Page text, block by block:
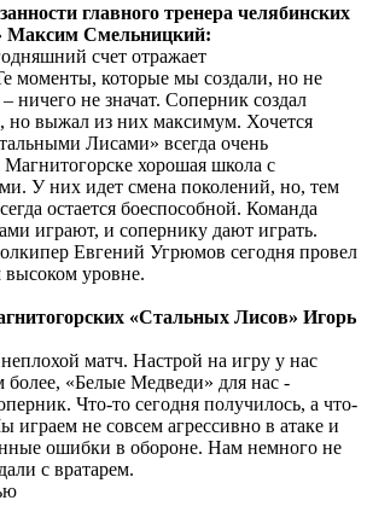
главного тренера челябинских
Максим Смельницкий:
счет отражает
моменты, которые мы создали, но не
ничего не значат. Соперник создал
выжал из них максимум. Хочется
Лисами» всегда очень
Магнитогорске хорошая школа с
У них идет смена поколений, но, тем
остается боеспособной. Команда
играют, и сопернику дают играть.
Евгений Угрюмов сегодня провел
высоком уровне.
«Стальных Лисов» Игорь
матч. Настрой на игру у нас
более, «Белые Медведи» для нас -
Что-то сегодня получилось, а что-
играем не совсем агрессивно в атаке и
ошибки в обороне. Нам немного не
с вратарем.